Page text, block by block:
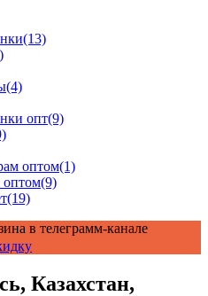
(13)
(4)
опт(9)
оптом(1)
оптом(9)
(19)
в телеграмм-канале
Казахстан,